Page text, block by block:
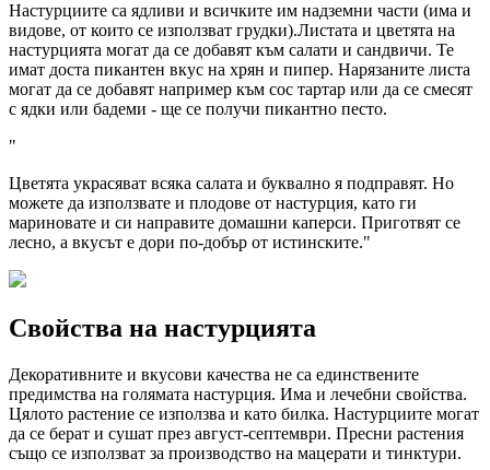
Настурциите са ядливи и всичките им надземни части (има и
видове, от които се използват грудки).Листата и цветята на
настурцията могат да се добавят към салати и сандвичи. Те
имат доста пикантен вкус на хрян и пипер. Нарязаните листа
могат да се добавят например към сос тартар или да се смесят
с ядки или бадеми - ще се получи пикантно песто.
"
Цветята украсяват всяка салата и буквално я подправят. Но
можете да използвате и плодове от настурция, като ги
мариновате и си направите домашни каперси. Приготвят се
лесно, а вкусът е дори по-добър от истинските."
Свойства на настурцията
Декоративните и вкусови качества не са единствените
предимства на голямата настурция. Има и лечебни свойства.
Цялото растение се използва и като билка. Настурциите могат
да се берат и сушат през август-септември. Пресни растения
също се използват за производство на мацерати и тинктури.